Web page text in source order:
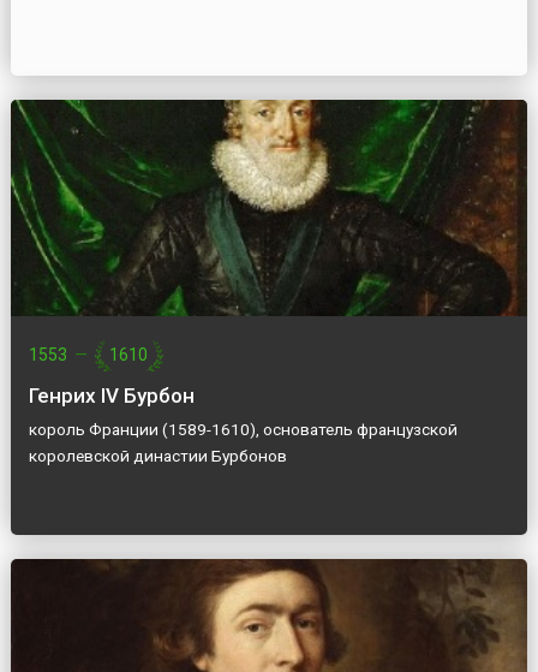
1553 — 1610
Генрих IV Бурбон
король Франции (1589-1610), основатель французской
королевской династии Бурбонов